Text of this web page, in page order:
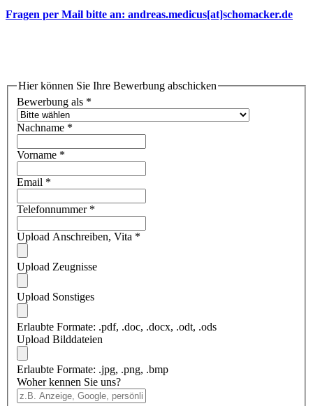
Fragen per Mail bitte an: andreas.medicus[at]schomacker.de
Hier können Sie Ihre Bewerbung abschicken
Bewerbung als *
Nachname *
Vorname *
Email *
Telefonnummer *
Upload Anschreiben, Vita *
Upload Zeugnisse
Upload Sonstiges
Erlaubte Formate: .pdf, .doc, .docx, .odt, .ods
Upload Bilddateien
Erlaubte Formate: .jpg, .png, .bmp
Woher kennen Sie uns?